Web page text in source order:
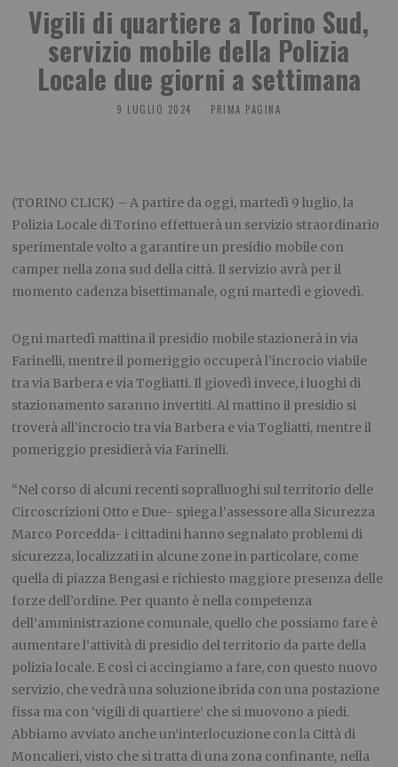
Vigili di quartiere a Torino Sud,
servizio mobile della Polizia
Locale due giorni a settimana
9 LUGLIO 2024 PRIMA PAGINA
(TORINO CLICK) – A partire da oggi, martedì 9 luglio, la
Polizia Locale di Torino effettuerà un servizio straordinario
sperimentale volto a garantire un presidio mobile con
camper nella zona sud della città. Il servizio avrà per il
momento cadenza bisettimanale, ogni martedì e giovedì.
Ogni martedì mattina il presidio mobile stazionerà in via
Farinelli, mentre il pomeriggio occuperà l’incrocio viabile
tra via Barbera e via Togliatti. Il giovedì invece, i luoghi di
stazionamento saranno invertiti. Al mattino il presidio si
troverà all’incrocio tra via Barbera e via Togliatti, mentre il
pomeriggio presidierà via Farinelli.
“Nel corso di alcuni recenti sopralluoghi sul territorio delle
Circoscrizioni Otto e Due- spiega l’assessore alla Sicurezza
Marco Porcedda- i cittadini hanno segnalato problemi di
sicurezza, localizzati in alcune zone in particolare, come
quella di piazza Bengasi e richiesto maggiore presenza delle
forze dell’ordine. Per quanto è nella competenza
dell’amministrazione comunale, quello che possiamo fare è
aumentare l’attività di presidio del territorio da parte della
polizia locale. E così ci accingiamo a fare, con questo nuovo
servizio, che vedrà una soluzione ibrida con una postazione
fissa ma con ‘vigili di quartiere’ che si muovono a piedi.
Abbiamo avviato anche un’interlocuzione con la Città di
Moncalieri, visto che si tratta di una zona confinante, nella